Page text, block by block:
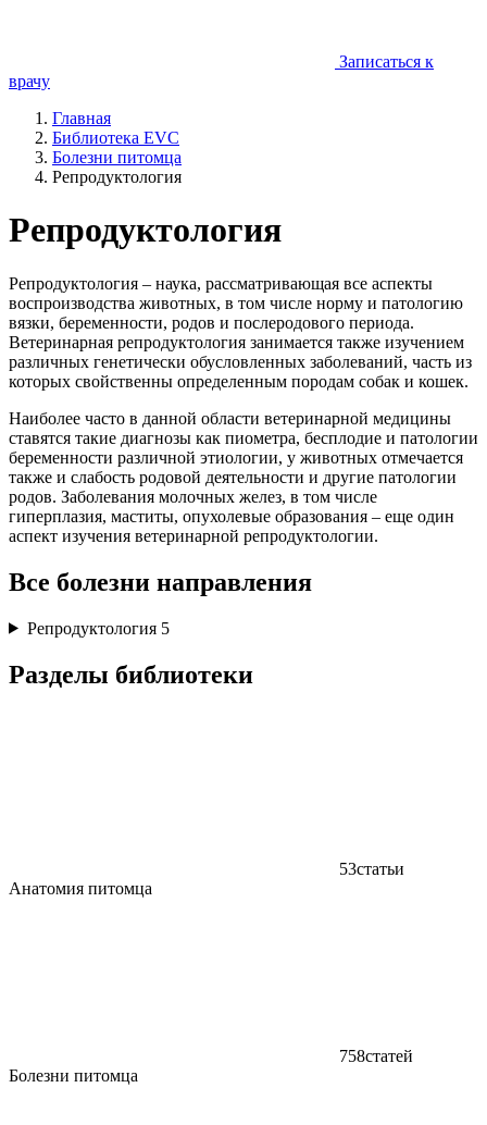
Записаться к
врачу
Главная
Библиотека EVC
Болезни питомца
Репродуктология
Репродуктология
Репродуктология – наука, рассматривающая все аспекты
воспроизводства животных, в том числе норму и патологию
вязки, беременности, родов и послеродового периода.
Ветеринарная репродуктология занимается также изучением
различных генетически обусловленных заболеваний, часть из
которых свойственны определенным породам собак и кошек.
Наиболее часто в данной области ветеринарной медицины
ставятся такие диагнозы как пиометра, бесплодие и патологии
беременности различной этиологии, у животных отмечается
также и слабость родовой деятельности и другие патологии
родов. Заболевания молочных желез, в том числе
гиперплазия, маститы, опухолевые образования – еще один
аспект изучения ветеринарной репродуктологии.
Все болезни направления
Репродуктология 5
Разделы библиотеки
53статьи
Анатомия питомца
758статей
Болезни питомца